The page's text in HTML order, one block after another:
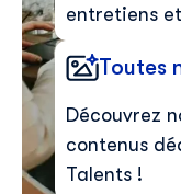
entretiens
Toutes
Découvrez
contenus
Talents !